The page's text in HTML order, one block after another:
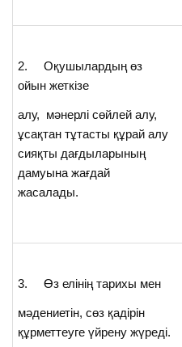
2. Оқушылардың өз
ойын жеткізе
алу, мәнерлі сөйлей алу,
ұсақтан тұтасты құрай алу
сияқты дағдыларының
дамуына жағдай
жасалады.
3. Өз елінің тарихы мен
мәдениетін, сөз қадірін
құрметтеуге үйрену жүреді.